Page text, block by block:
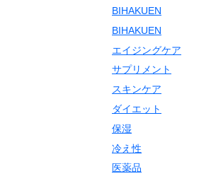
BIHAKUEN
BIHAKUEN
エイジングケア
サプリメント
スキンケア
ダイエット
保湿
冷え性
医薬品